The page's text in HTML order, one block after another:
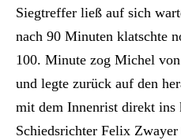
Siegtreffer ließ auf sich
nach 90 Minuten klatschte
100. Minute zog Michel
und legte zurück auf den
mit dem Innenrist direkt ins
Schiedsrichter Felix